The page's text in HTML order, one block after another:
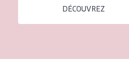
Peau mature
Peau ménopausée
DÉCOUVREZ